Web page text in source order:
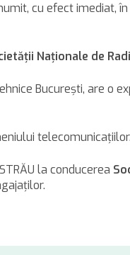
cu efect imediat,
Naţionale de
Bucureşti, are o
telecomunicaţiilor.
la conducerea